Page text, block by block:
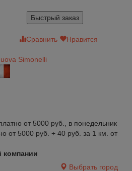
Быстрый заказ
Сравнить
Нравится
Simonelli
от 5000 руб., в понедельник
от 5000 руб. + 40 руб. за 1 км. от
компании
Выбрать город